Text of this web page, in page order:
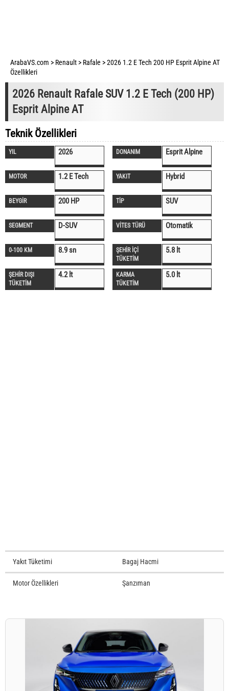
ArabaVS.com > Renault > Rafale >2026 1.2 E Tech 200 HP Esprit Alpine AT
Özellikleri
2026 Renault Rafale SUV 1.2 E Tech (200 HP)
Esprit Alpine AT
Teknik Özellikleri
YIL 2026 DONANIM Esprit Alpine
MOTOR 1.2 E Tech YAKIT Hybrid
BEYGİR 200 HP TİP SUV
SEGMENT D-SUV VİTES TÜRÜ Otomatik
0-100 KM 8.9 sn
ŞEHİR İÇİ
TÜKETİM
5.8 lt
ŞEHİR DIŞI
TÜKETİM
4.2 lt
KARMA
TÜKETİM
5.0 lt
Yakıt Tüketimi Bagaj Hacmi
Motor Özellikleri Şanzıman